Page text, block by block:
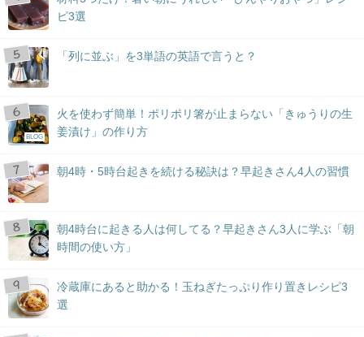
ピ3選
「列に並ぶ」を3単語の英語で言うと？
BLOG
火を使わず簡単！ポリポリ箸が止まらない「きゅうりの生
姜漬け」の作り方
朝4時・5時台起きを続ける秘訣は？早起きさん4人の習慣
朝4時台に起きる人は何してる？早起きさん3人に学ぶ「朝
時間の使い方」
冷蔵庫にあると助かる！玉ねぎたっぷり作り置きレシピ3
選